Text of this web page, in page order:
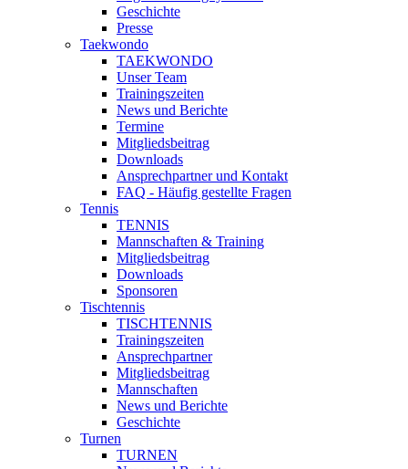
Geschichte
Presse
Taekwondo
TAEKWONDO
Unser Team
Trainingszeiten
News und Berichte
Termine
Mitgliedsbeitrag
Downloads
Ansprechpartner und Kontakt
FAQ - Häufig gestellte Fragen
Tennis
TENNIS
Mannschaften & Training
Mitgliedsbeitrag
Downloads
Sponsoren
Tischtennis
TISCHTENNIS
Trainingszeiten
Ansprechpartner
Mitgliedsbeitrag
Mannschaften
News und Berichte
Geschichte
Turnen
TURNEN